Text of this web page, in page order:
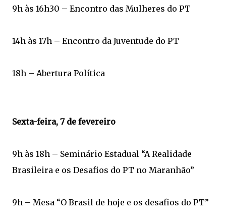
9h às 16h30 – Encontro das Mulheres do PT
14h às 17h – Encontro da Juventude do PT
18h – Abertura Política
Sexta-feira, 7 de fevereiro
9h às 18h – Seminário Estadual “A Realidade
Brasileira e os Desafios do PT no Maranhão”
9h – Mesa “O Brasil de hoje e os desafios do PT”